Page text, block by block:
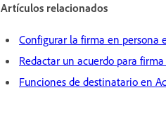
Artículos relacionados
Configurar la firma en persona
Redactar un acuerdo para
Funciones de destinatario en